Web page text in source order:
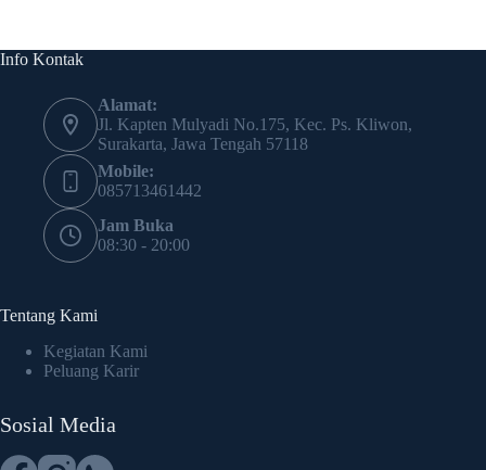
Info Kontak
Alamat:
Jl. Kapten Mulyadi No.175, Kec. Ps. Kliwon,
Surakarta, Jawa Tengah 57118
Mobile:
085713461442
Jam Buka
08:30 - 20:00
Tentang Kami
Kegiatan Kami
Peluang Karir
Sosial Media